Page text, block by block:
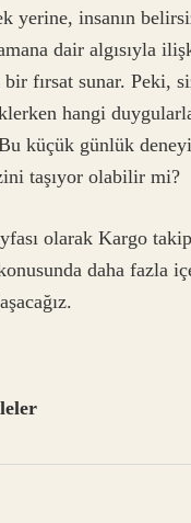
yerine, insanın
dair algısıyla
fırsat sunar. Peki,
hangi
küçük günlük
taşıyor olabilir mi?
olarak Kargo
daha fazla